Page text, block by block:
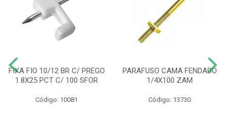
FIXA FIO 10/12 BR C/ PREGO
1.8X25 PCT C/ 100 SFOR
Código: 10081
PARAFUSO CAMA FENDADO
1/4X100 ZAM
Código: 13730